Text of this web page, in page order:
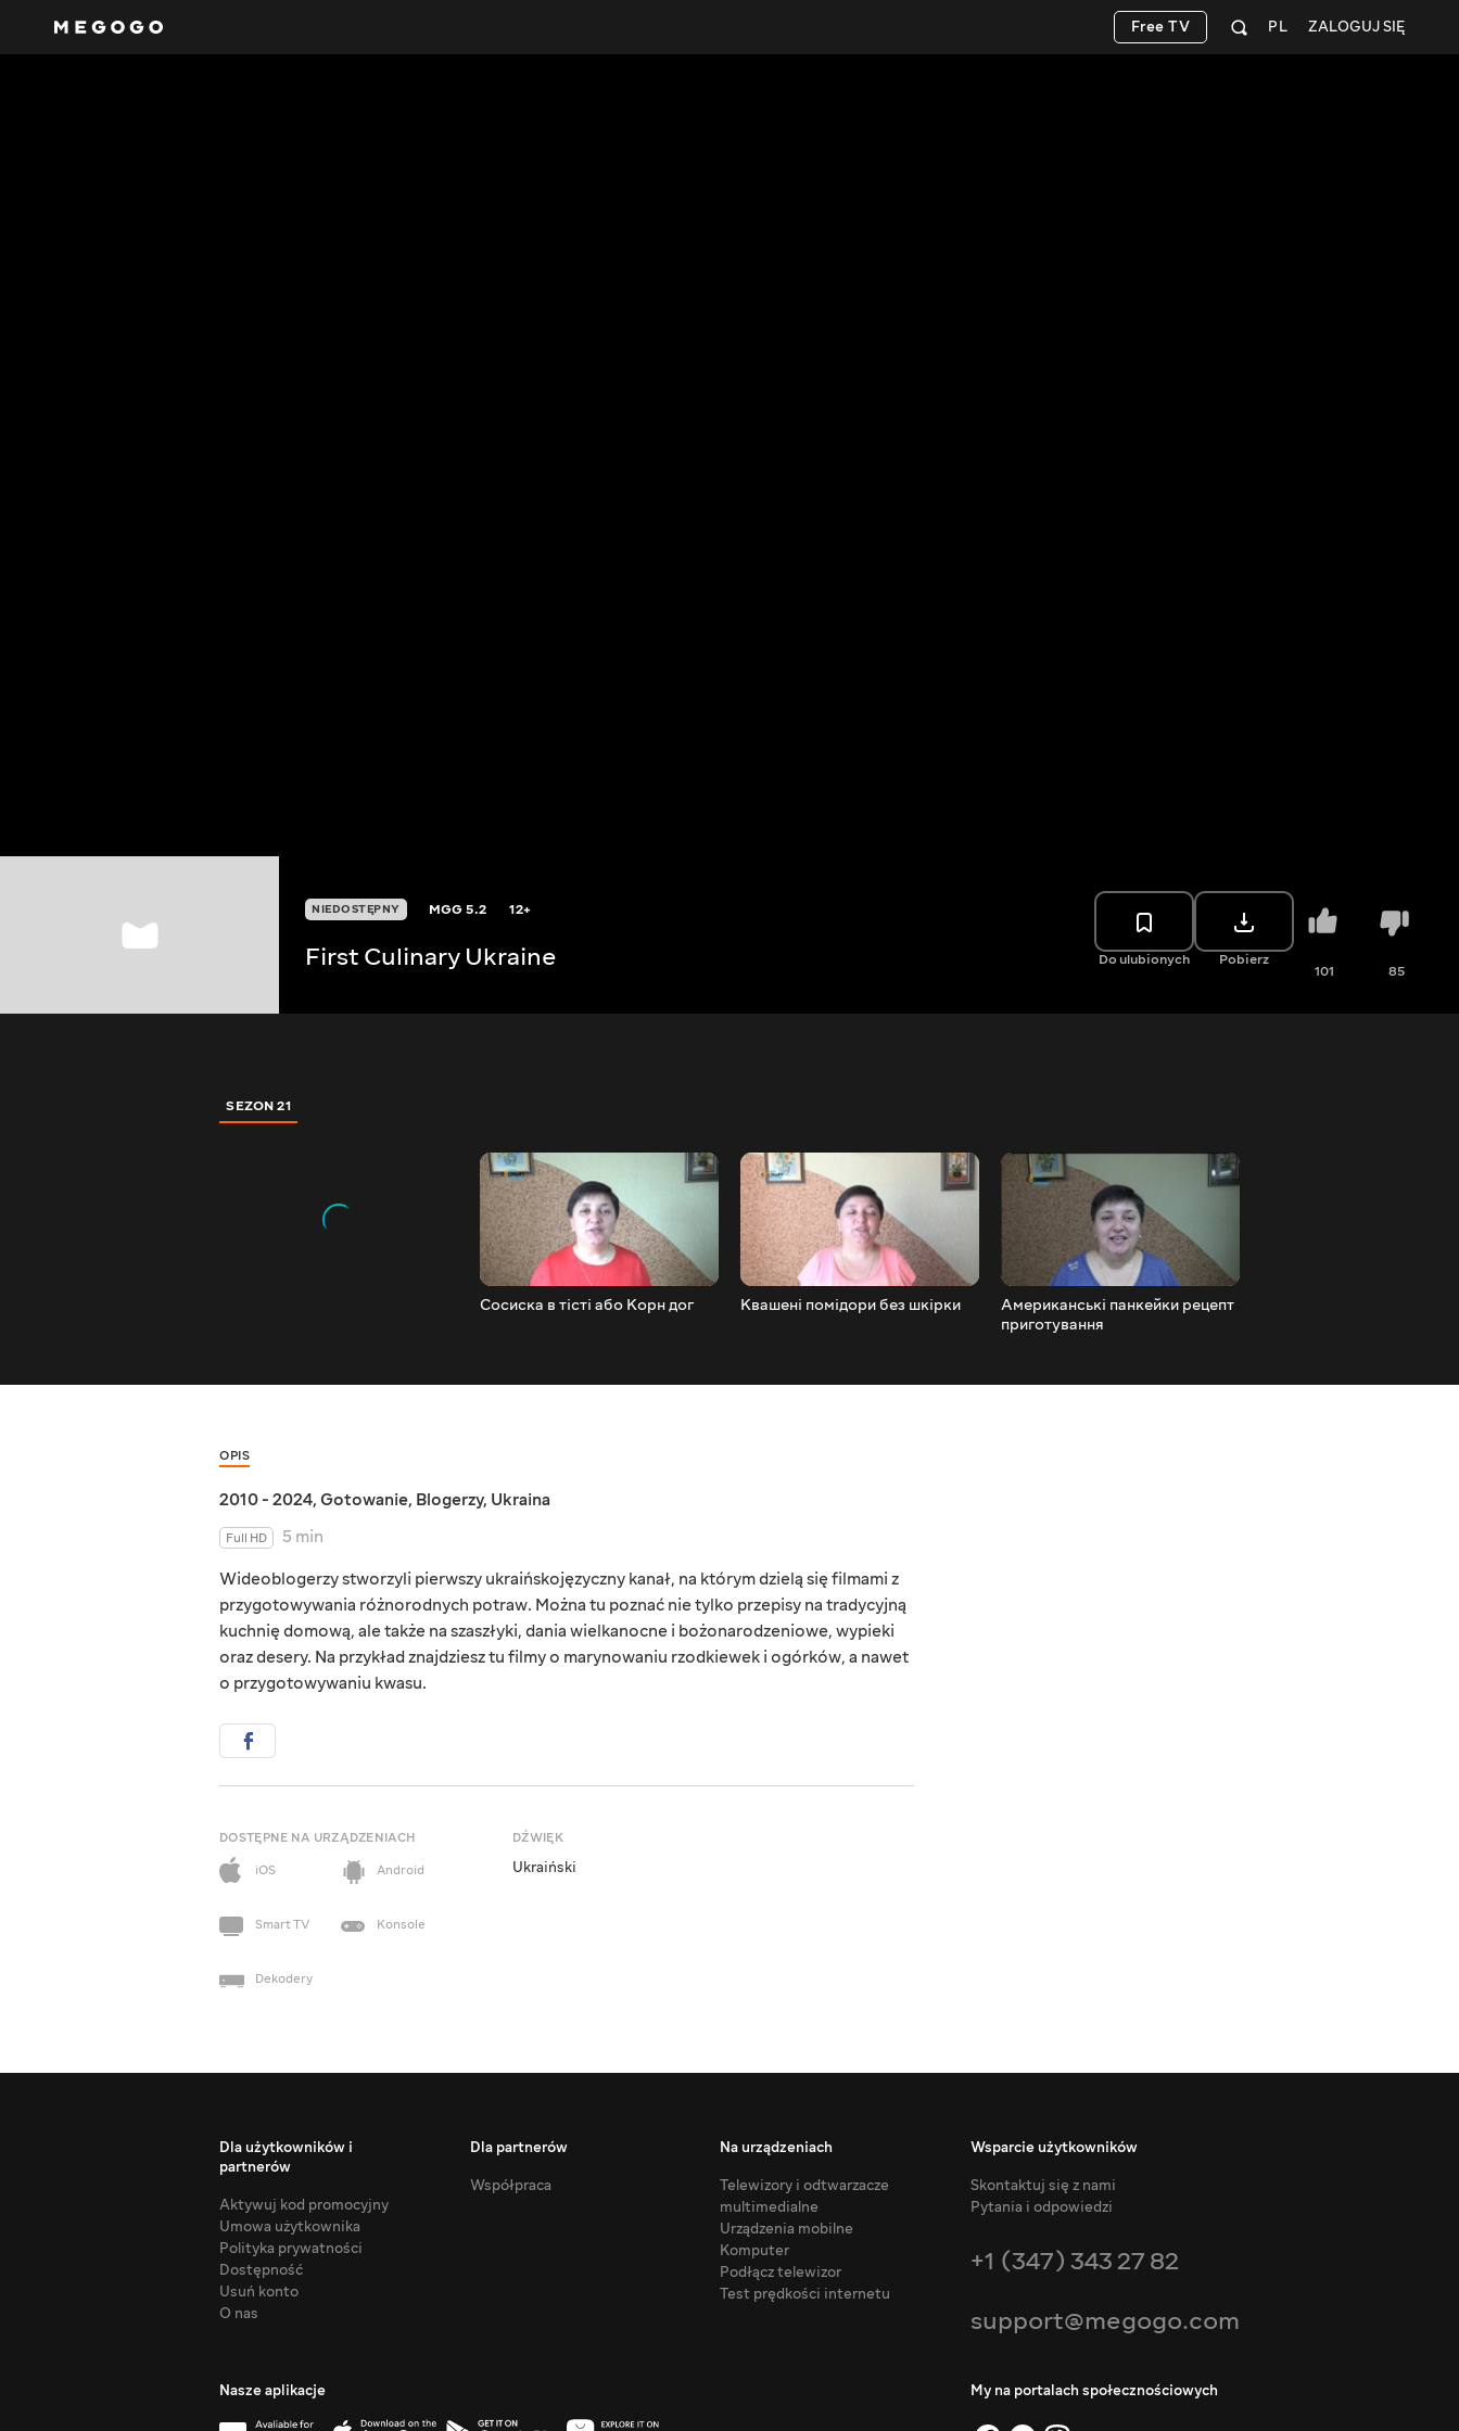
ZALOGUJ SIĘ
PL
Free TV
NIEDOSTĘPNY MGG5.2 12+
First Culinary Ukraine Do ulubionych Pobierz
101 85
SEZON 21
Сосиска в тісті або Корн дог Квашені помідори без шкірки
Американські панкейки рецепт
приготування
OPIS
2010 - 2024, Gotowanie, Blogerzy, Ukraina
Full HD
5 min
Wideoblogerzy stworzyli pierwszy ukraińskojęzyczny kanał, na którym dzielą się filmami z
przygotowywania różnorodnych potraw. Można tu poznać nie tylko przepisy na tradycyjną
kuchnię domową, ale także na szaszłyki, dania wielkanocne i bożonarodzeniowe, wypieki
oraz desery. Na przykład znajdziesz tu filmy o marynowaniu rzodkiewek i ogórków, a nawet
o przygotowywaniu kwasu.
DOSTĘPNE NA URZĄDZENIACH
iOS
Android
Smart TV Konsole
Dekodery
DŹWIĘK
Ukraiński
Dla użytkowników i
partnerów
Aktywuj kod promocyjny
Umowa użytkownika
Polityka prywatności
Dostępność
Usuń konto
O nas
Dla partnerów
Współpraca
Na urządzeniach
Telewizory i odtwarzacze
multimedialne
Urządzenia mobilne
Komputer
Podłącz telewizor
Test prędkości internetu
Wsparcie użytkowników
Skontaktuj się z nami
Pytania i odpowiedzi
+1 (347) 343 27 82
support@megogo.com
Nasze aplikacje My na portalach społecznościowych